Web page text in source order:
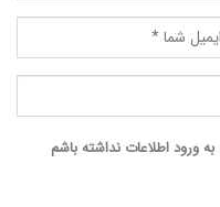
ورود اطلاعات نداشته باشم